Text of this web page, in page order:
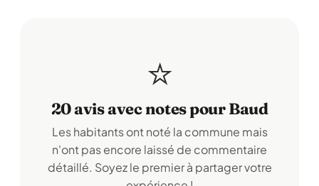
⭐
20 avis avec notes pour Baud
Les habitants ont noté la commune mais
n'ont pas encore laissé de commentaire
détaillé. Soyez le premier à partager votre